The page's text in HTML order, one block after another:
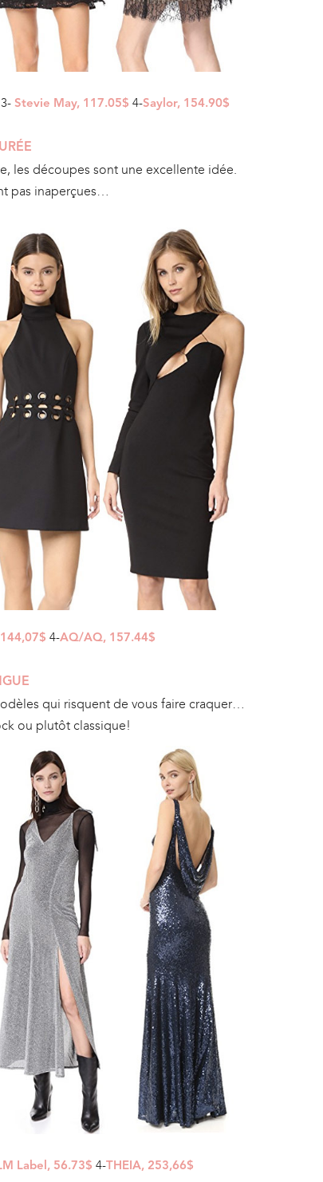
3- Stevie May, 117.05$ 4-Saylor, 154.90$
les découpes sont une excellente idée.
pas inaperçues…
144,07$ 4-AQ/AQ, 157.44$
qui risquent de vous faire craquer…
ou plutôt classique!
Label, 56.73$ 4-THEIA, 253,66$